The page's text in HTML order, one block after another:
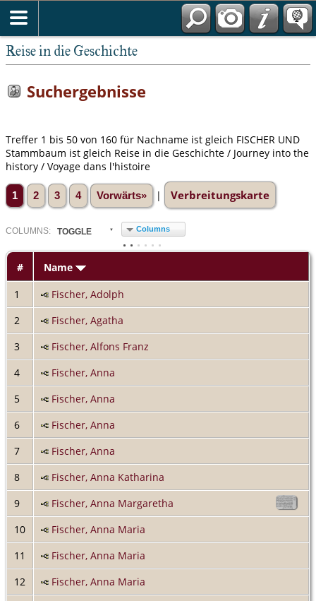
Reise in die Geschichte
Suchergebnisse
Treffer 1 bis 50 von 160 für Nachname ist gleich FISCHER UND
Stammbaum ist gleich Reise in die Geschichte / Journey into the
history / Voyage dans l'histoire
1 2 3 4 Vorwärts» | Verbreitungskarte
COLUMN S: TOGGLE Columns
#
Name
1
Fischer, Adolph
2
Fischer, Agatha
3
Fischer, Alfons Franz
4
Fischer, Anna
5
Fischer, Anna
6
Fischer, Anna
7
Fischer, Anna
8
Fischer, Anna Katharina
9
Fischer, Anna Margaretha
10
Fischer, Anna Maria
11
Fischer, Anna Maria
12
Fischer, Anna Maria